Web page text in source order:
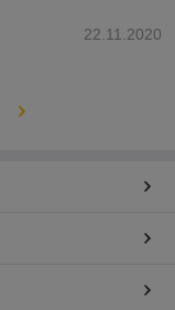
22.11.2020